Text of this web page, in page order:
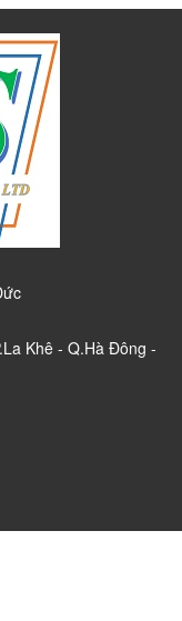
Khê - Q.Hà Đông -